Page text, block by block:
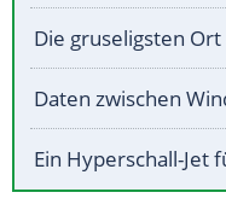
Die gruseligsten
Daten zwischen
Ein Hyperschall-Jet